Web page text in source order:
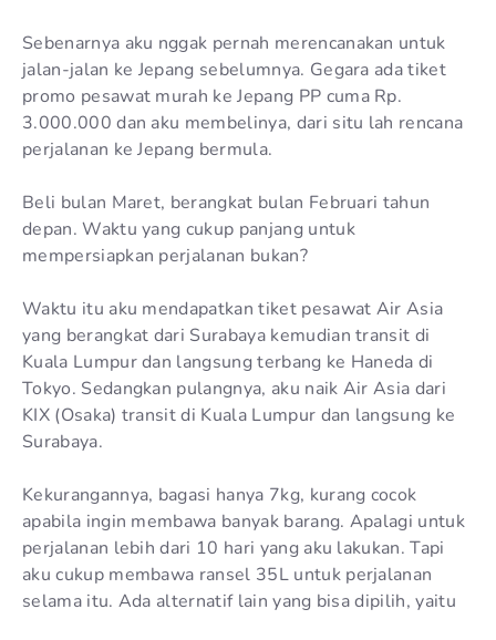
Sebenarnya aku nggak pernah merencanakan untuk
jalan-jalan ke Jepang sebelumnya. Gegara ada tiket
promo pesawat murah ke Jepang PP cuma Rp.
3.000.000 dan aku membelinya, dari situ lah rencana
perjalanan ke Jepang bermula.
Beli bulan Maret, berangkat bulan Februari tahun
depan. Waktu yang cukup panjang untuk
mempersiapkan perjalanan bukan?
Waktu itu aku mendapatkan tiket pesawat Air Asia
yang berangkat dari Surabaya kemudian transit di
Kuala Lumpur dan langsung terbang ke Haneda di
Tokyo. Sedangkan pulangnya, aku naik Air Asia dari
KIX (Osaka) transit di Kuala Lumpur dan langsung ke
Surabaya.
Kekurangannya, bagasi hanya 7kg, kurang cocok
apabila ingin membawa banyak barang. Apalagi untuk
perjalanan lebih dari 10 hari yang aku lakukan. Tapi
aku cukup membawa ransel 35L untuk perjalanan
selama itu. Ada alternatif lain yang bisa dipilih, yaitu